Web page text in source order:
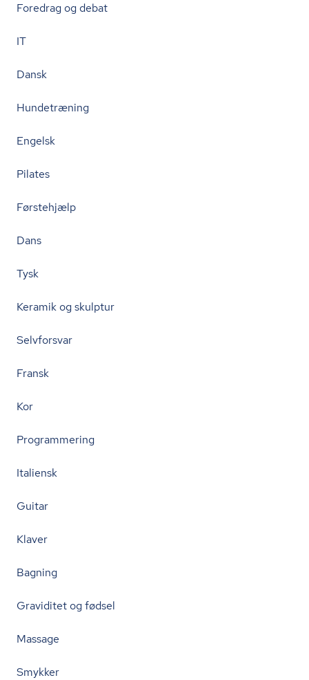
Foredrag og debat
IT
Dansk
Hundetræning
Engelsk
Pilates
Førstehjælp
Dans
Tysk
Keramik og skulptur
Selvforsvar
Fransk
Kor
Programmering
Italiensk
Guitar
Klaver
Bagning
Graviditet og fødsel
Massage
Smykker